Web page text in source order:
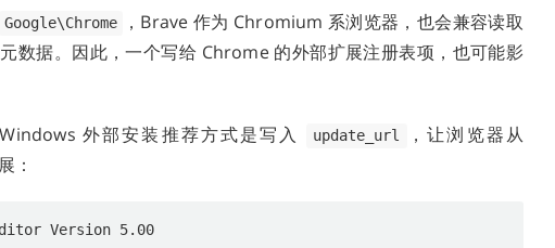
Google\Chrome
，Brave 作为 Chromium 系浏览器，也会兼容读取
数据。因此，一个写给 Chrome 的外部扩展注册表项，也可能影
外部安装推荐方式是写入 update_url
，让浏览器从
：